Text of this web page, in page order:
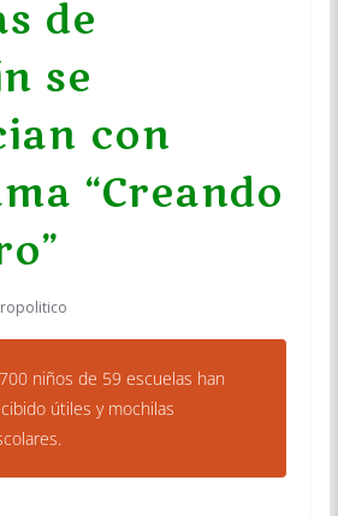
de
se
con
“Creando
niños de 59 escuelas han
útiles y mochilas